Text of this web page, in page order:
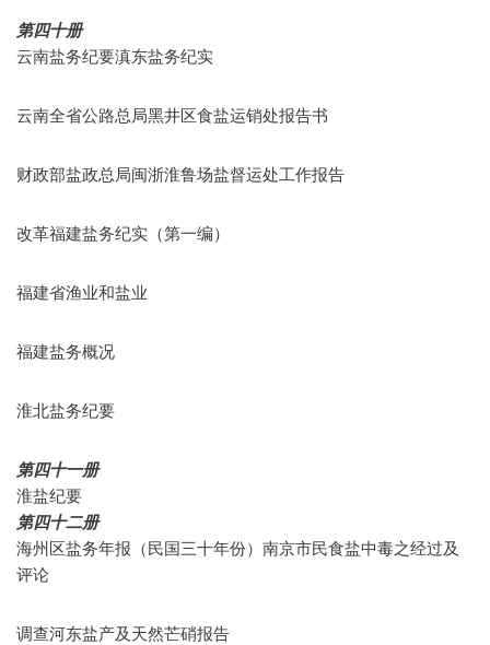
第四十册
云南盐务纪要滇东盐务纪实
云南全省公路总局黑井区食盐运销处报告书
财政部盐政总局闽浙淮鲁场盐督运处工作报告
改革福建盐务纪实（第一编）
福建省渔业和盐业
福建盐务概况
淮北盐务纪要
第四十一册
淮盐纪要
第四十二册
海州区盐务年报（民国三十年份）南京市民食盐中毒之经过及
评论
调查河东盐产及天然芒硝报告